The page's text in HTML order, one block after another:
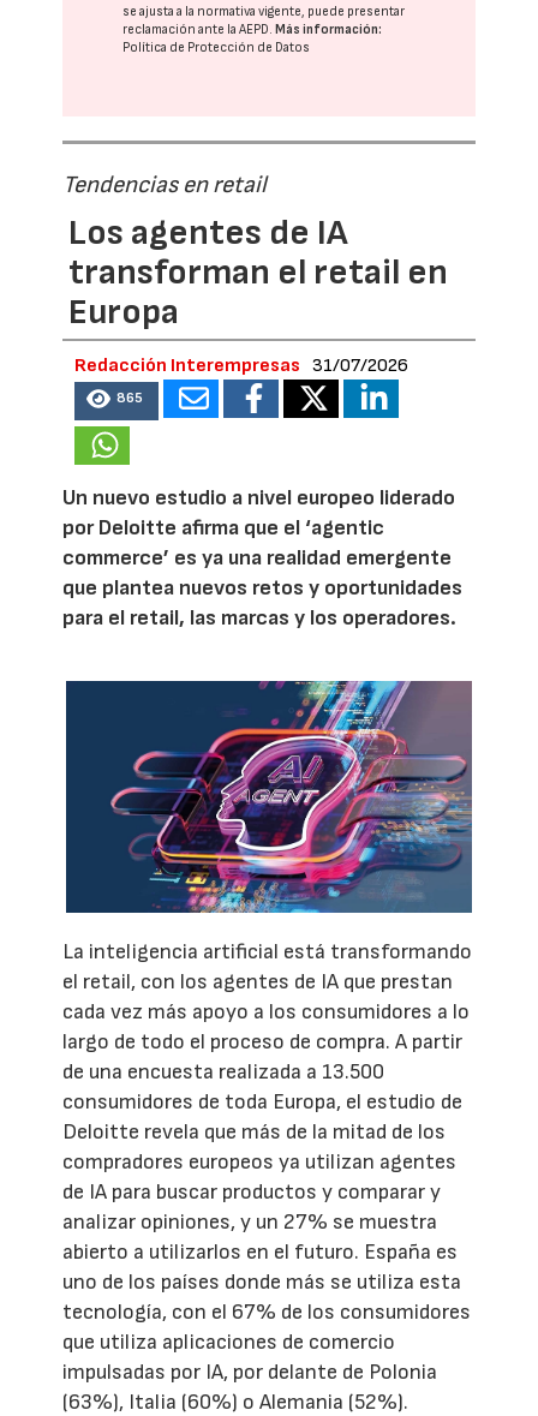
se ajusta a la normativa vigente, puede presentar
reclamación ante laAEPD. Más información:
Política de Protección de Datos
Tendencias en retail
Los agentes de IA
transforman el retail en
Europa
Redacción Interempresas 31/07/2026
865
Un nuevo estudio a nivel europeo liderado
por Deloitte afirma que el ‘agentic
commerce’ es ya una realidad emergente
que plantea nuevos retos y oportunidades
para el retail, las marcas y los operadores.
La inteligencia artificial está transformando
el retail, con los agentes de IA que prestan
cada vez más apoyo a los consumidores a lo
largo de todo el proceso de compra. A partir
de una encuesta realizada a 13.500
consumidores de toda Europa, el estudio de
Deloitte revela que más de la mitad de los
compradores europeos ya utilizan agentes
de IA para buscar productos y comparar y
analizar opiniones, y un 27% se muestra
abierto a utilizarlos en el futuro. España es
uno de los países donde más se utiliza esta
tecnología, con el 67% de los consumidores
que utiliza aplicaciones de comercio
impulsadas por IA, por delante de Polonia
(63%), Italia (60%) o Alemania (52%).